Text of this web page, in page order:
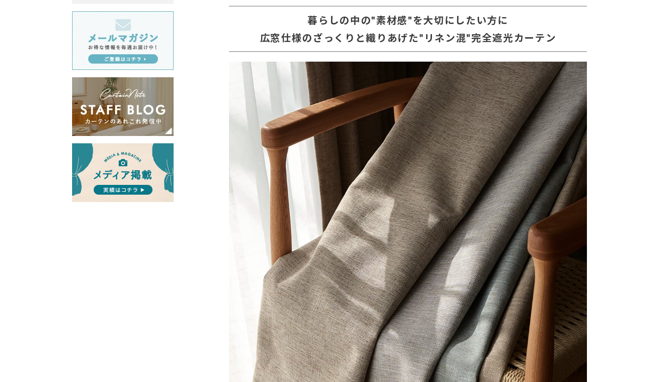
暮らしの中の"素材感"を大切にしたい方に
広窓仕様のざっくりと織りあげた"リネン混"完全遮光カーテン